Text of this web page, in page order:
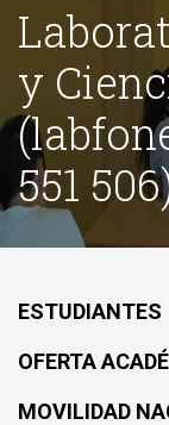
y
551
ESTUDIANTES
OFERTA
MOVILIDAD